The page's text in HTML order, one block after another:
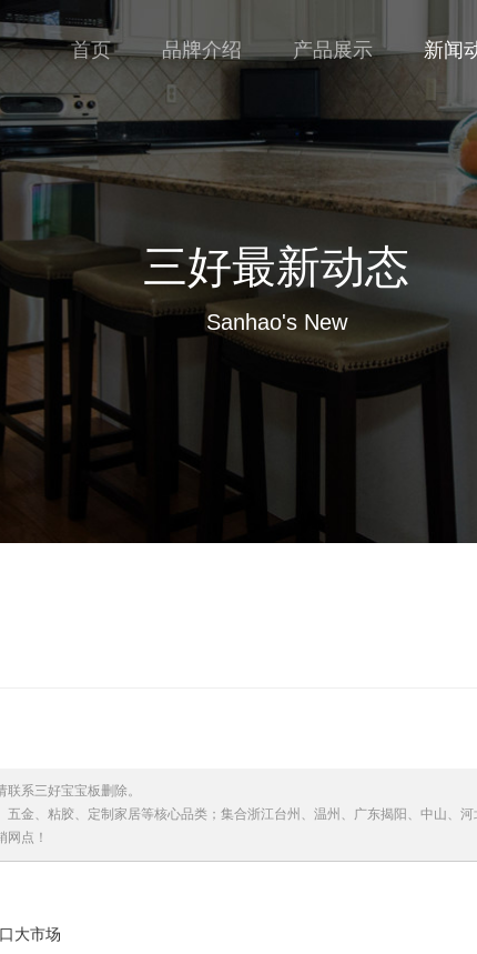
首页 品牌介绍 产品展示 新闻
三好最新动态
Sanhao's New
系三好宝宝板删除。
金、粘胶、定制家居等核心品类；集合浙江台州、温州、广东揭阳、中山、
点！
大市场